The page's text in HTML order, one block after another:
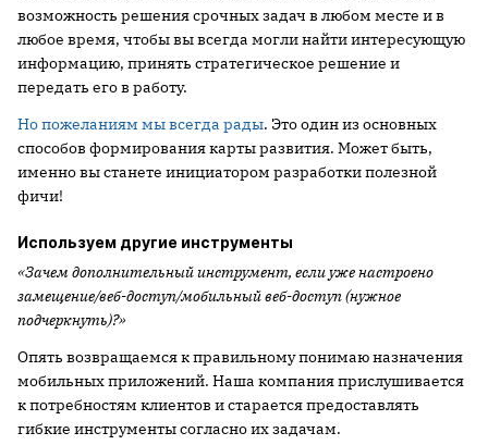
возможность решения срочных задач в любом месте и в
любое время, чтобы вы всегда могли найти интересующую
информацию, принять стратегическое решение и
передать его в работу.
Но пожеланиям мы всегда рады. Это один из основных
способов формирования карты развития. Может быть,
именно вы станете инициатором разработки полезной
фичи!
Используем другие инструменты
«Зачем дополнительный инструмент, если уже настроено
замещение/веб-доступ/мобильный веб-доступ (нужное
подчеркнуть)?»
Опять возвращаемся к правильному понимаю назначения
мобильных приложений. Наша компания прислушивается
к потребностям клиентов и старается предоставлять
гибкие инструменты согласно их задачам.